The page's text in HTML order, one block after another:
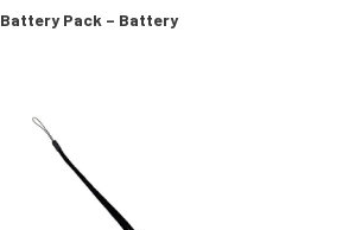
Battery Pack – Battery